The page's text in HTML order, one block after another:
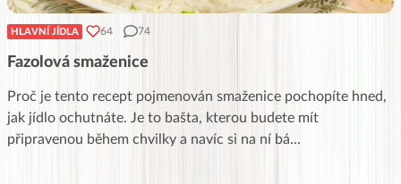
HLAVNÍ JÍDLA 64 74
Fazolová smaženice
Proč je tento recept pojmenován smaženice pochopíte hned,
jak jídlo ochutnáte. Je to bašta, kterou budete mít
připravenou během chvilky a navíc si na ní bá...